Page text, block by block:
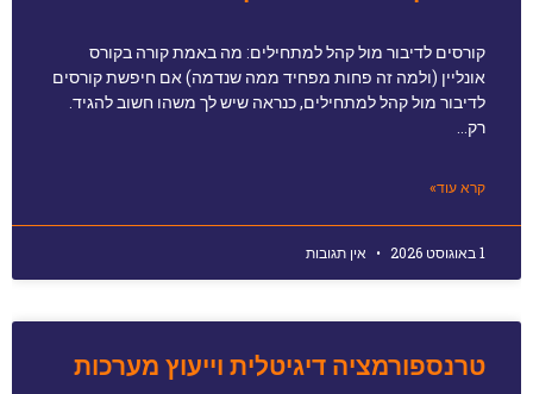
קורסים לדיבור מול קהל למתחילים: מה באמת קורה בקורס
אונליין (ולמה זה פחות מפחיד ממה שנדמה) אם חיפשת קורסים
לדיבור מול קהל למתחילים, כנראה שיש לך משהו חשוב להגיד.
רק…
קרא עוד»
1 באוגוסט 2026 אין תגובות
טרנספורמציה דיגיטלית וייעוץ מערכות